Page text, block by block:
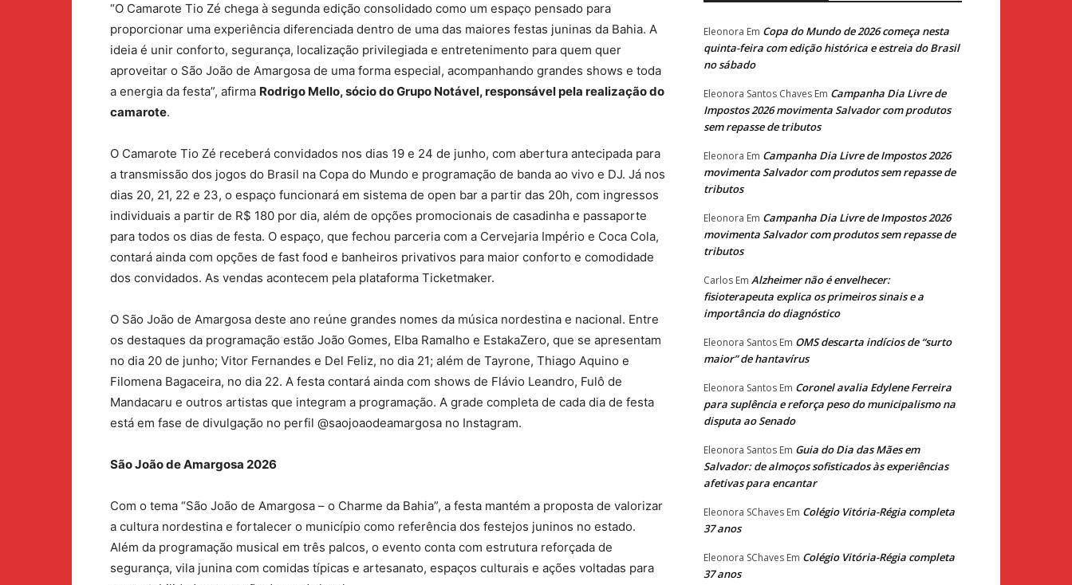
“O Camarote Tio Zé chega à segunda edição consolidado como um espaço pensado para
proporcionar uma experiência diferenciada dentro de uma das maiores festas juninas da Bahia. A
ideia é unir conforto, segurança, localização privilegiada e entretenimento para quem quer
aproveitar o São João de Amargosa de uma forma especial, acompanhando grandes shows e toda
a energia da festa”, afirma Rodrigo Mello, sócio do Grupo Notável, responsável pela realização do
camarote.
O Camarote Tio Zé receberá convidados nos dias 19 e 24 de junho, com abertura antecipada para
a transmissão dos jogos do Brasil na Copa do Mundo e programação de banda ao vivo e DJ. Já nos
dias 20, 21, 22 e 23, o espaço funcionará em sistema de open bar a partir das 20h, com ingressos
individuais a partir de R$ 180 por dia, além de opções promocionais de casadinha e passaporte
para todos os dias de festa. O espaço, que fechou parceria com a Cervejaria Império e Coca Cola,
contará ainda com opções de fast food e banheiros privativos para maior conforto e comodidade
dos convidados. As vendas acontecem pela plataforma Ticketmaker.
O São João de Amargosa deste ano reúne grandes nomes da música nordestina e nacional. Entre
os destaques da programação estão João Gomes, Elba Ramalho e EstakaZero, que se apresentam
no dia 20 de junho; Vitor Fernandes e Del Feliz, no dia 21; além de Tayrone, Thiago Aquino e
Filomena Bagaceira, no dia 22. A festa contará ainda com shows de Flávio Leandro, Fulô de
Mandacaru e outros artistas que integram a programação. A grade completa de cada dia de festa
está em fase de divulgação no perfil @saojoaodeamargosa no Instagram.
São João de Amargosa 2026
Com o tema “São João de Amargosa – o Charme da Bahia”, a festa mantém a proposta de valorizar
a cultura nordestina e fortalecer o município como referência dos festejos juninos no estado.
Além da programação musical em três palcos, o evento conta com estrutura reforçada de
segurança, vila junina com comidas típicas e artesanato, espaços culturais e ações voltadas para
Eleonora Em Copa do Mundo de 2026 começa nesta
quinta-feira com edição histórica e estreia do Brasil
no sábado
Eleonora Santos Chaves Em Campanha Dia Livre de
Impostos 2026 movimenta Salvador com produtos
sem repasse de tributos
Eleonora Em Campanha Dia Livre de Impostos 2026
movimenta Salvador com produtos sem repasse de
tributos
Eleonora Em Campanha Dia Livre de Impostos 2026
movimenta Salvador com produtos sem repasse de
tributos
Carlos Em Alzheimer não é envelhecer:
fisioterapeuta explica os primeiros sinais e a
importância do diagnóstico
Eleonora Santos Em OMS descarta indícios de “surto
maior” de hantavírus
Eleonora Santos Em Coronel avalia Edylene Ferreira
para suplência e reforça peso do municipalismo na
disputa ao Senado
Eleonora Santos Em Guia do Dia das Mães em
Salvador: de almoços sofisticados às experiências
afetivas para encantar
Eleonora SChaves Em Colégio Vitória-Régia completa
37 anos
Eleonora SChaves Em Colégio Vitória-Régia completa
37 anos